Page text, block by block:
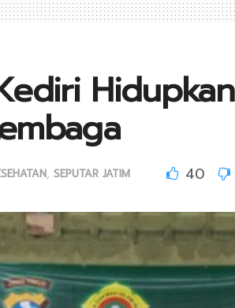
Hidupkan
, SEPUTAR JATIM 40